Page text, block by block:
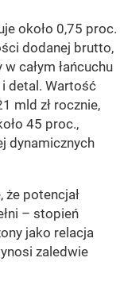
około 0,75 proc.
dodanej brutto,
całym łańcuchu
detal. Wartość
mld zł rocznie,
45 proc.,
dynamicznych
że potencjał
– stopień
jako relacja
zaledwie